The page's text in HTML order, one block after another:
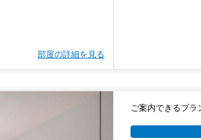
部屋の詳細を見る
ご案内できるプラ